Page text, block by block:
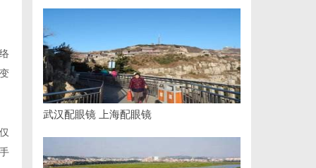
武汉配眼镜 上海配眼镜